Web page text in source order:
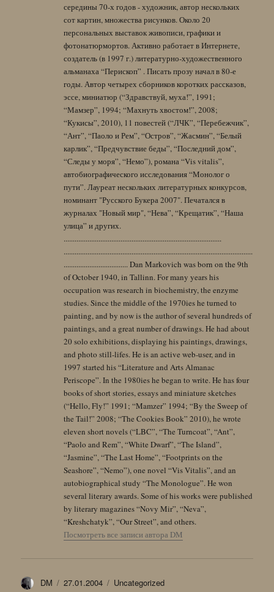
середины 70-х годов - художник, автор нескольких
сот картин, множества рисунков. Около 20
персональных выставок живописи, графики и
фотонатюрмортов. Активно работает в Интернете,
создатель (в 1997 г.) литературно-художественного
альманаха “Перископ” . Писать прозу начал в 80-е
годы. Автор четырех сборников коротких рассказов,
эссе, миниатюр (“Здравствуй, муха!”, 1991;
“Мамзер”, 1994; “Махнуть хвостом!”, 2008;
“Кукисы”, 2010), 11 повестей (“ЛЧК”, “Перебежчик”,
“Ант”, “Паоло и Рем”, “Остров”, “Жасмин”, “Белый
карлик”, “Предчувствие беды”, “Последний дом”,
“Следы у моря”, “Немо”), романа “Vis vitalis”,
автобиографического исследования “Монолог о
пути”. Лауреат нескольких литературных конкурсов,
номинант "Русского Букера 2007". Печатался в
журналах "Новый мир", “Нева”, “Крещатик”, “Наша
улица” и других.
......................................................................................
.......................................................................................................
................................... Dan Markovich was born on the 9th
of October 1940, in Tallinn. For many years his
occupation was research in biochemistry, the enzyme
studies. Since the middle of the 1970ies he turned to
painting, and by now is the author of several hundreds of
paintings, and a great number of drawings. He had about
20 solo exhibitions, displaying his paintings, drawings,
and photo still-lifes. He is an active web-user, and in
1997 started his “Literature and Arts Almanac
Periscope”. In the 1980ies he began to write. He has four
books of short stories, essays and miniature sketches
(“Hello, Fly!” 1991; “Mamzer” 1994; “By the Sweep of
the Tail!” 2008; “The Cookies Book” 2010), he wrote
eleven short novels (“LBC”, “The Turncoat”, “Ant”,
“Paolo and Rem”, “White Dwarf”, “The Island”,
“Jasmine”, “The Last Home”, “Footprints on the
Seashore”, “Nemo”), one novel “Vis Vitalis”, and an
autobiographical study “The Monologue”. He won
several literary awards. Some of his works were published
by literary magazines “Novy Mir”, “Neva”,
“Kreshchatyk”, “Our Street”, and others.
Посмотреть все записи автора DM
Автор
DM Опубликовано
27.01.2004 Рубрики
Uncategorized